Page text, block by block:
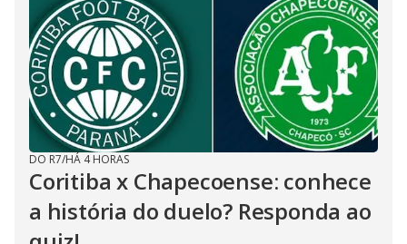
DO R7/HÁ 4 HORAS
Coritiba x Chapecoense: conhece
a história do duelo? Responda ao